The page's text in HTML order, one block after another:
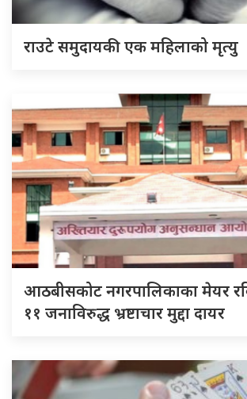
राउटे समुदायकी एक महिलाको मृत्यु
आठबीसकोट नगरपालिकाका मेयर
११ जनाविरुद्ध भ्रष्टाचार मुद्दा दायर